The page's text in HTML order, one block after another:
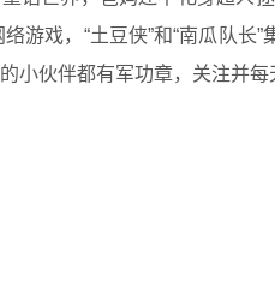
游戏，“土豆侠”和“南瓜队
小伙伴都有军功章，关注并